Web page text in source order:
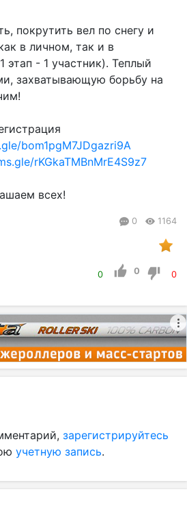
покрутить вел по снегу и
в личном, так и в
этап - 1 участник). Теплый
захватывающую борьбу на
bom1pgM7JDgazri9A
rKGkaTMBnMrE4S9z7
всех!
0 1164
0 0 0
зарегистрируйтесь
учетную запись.